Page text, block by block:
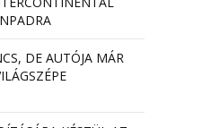
DE AUTÓJA MÁR